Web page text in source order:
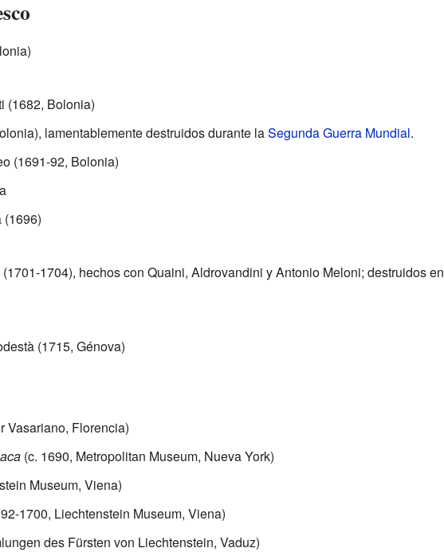
(1682, Bolonia)
lamentablemente destruidos durante laSegunda Guerra Mundial.
(1691-92, Bolonia)
(1696)
1704), hechos con Quaini, Aldrovandini y Antonio Meloni; destruidos en
(1715, Génova)
Vasariano, Florencia)
(c. 1690, Metropolitan Museum, Nueva York)
Museum, Viena)
1700, Liechtenstein Museum, Viena)
des Fürsten von Liechtenstein, Vaduz)